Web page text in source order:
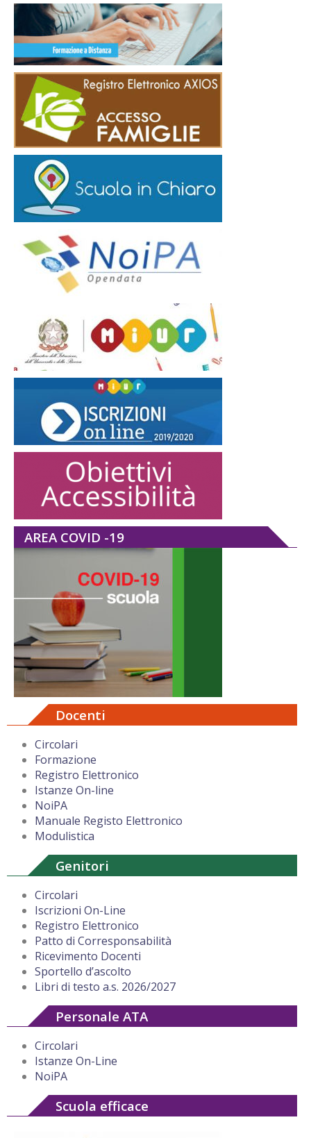
AREA COVID -19
Docenti
Circolari
Formazione
Registro Elettronico
Istanze On-line
NoiPA
Manuale Registo Elettronico
Modulistica
Genitori
Circolari
Iscrizioni On-Line
Registro Elettronico
Patto di Corresponsabilità
Ricevimento Docenti
Sportello d’ascolto
Libri di testo a.s. 2026/2027
Personale ATA
Circolari
Istanze On-Line
NoiPA
Scuola efficace